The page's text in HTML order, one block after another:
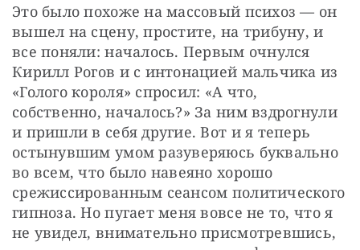
Это было похоже на массовый психоз — он
вышел на сцену, простите, на трибуну, и
все поняли: началось. Первым очнулся
Кирилл Рогов и с интонацией мальчика из
«Голого короля» спросил: «А что,
собственно, началось?» За ним вздрогнули
и пришли в себя другие. Вот и я теперь
остынувшим умом разуверяюсь буквально
во всем, что было навеяно хорошо
срежиссированным сеансом политического
гипноза. Но пугает меня вовсе не то, что я
не увидел, внимательно присмотревшись,